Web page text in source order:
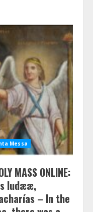
Messa
MASS ONLINE:
Iudææ,
– In the